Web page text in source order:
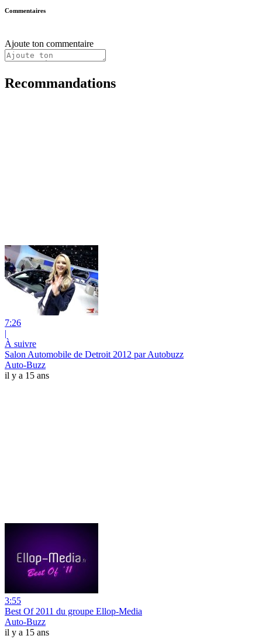
Commentaires
Ajoute ton commentaire
Recommandations
7:26
|
À suivre
Salon Automobile de Detroit 2012 par Autobuzz
Auto-Buzz
il y a 15 ans
3:55
Best Of 2011 du groupe Ellop-Media
Auto-Buzz
il y a 15 ans